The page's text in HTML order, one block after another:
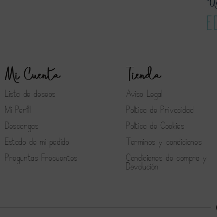
Mi Cuenta
Lista de deseos
Mi Perfil
Descargas
Estado de mi pedido
Preguntas Frecuentes
Tienda
Aviso Legal
Política de Privacidad
Política de Cookies
Terminos y condiciones
Condiciones de compra y
Devolución